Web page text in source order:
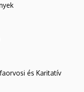
és Karitatív